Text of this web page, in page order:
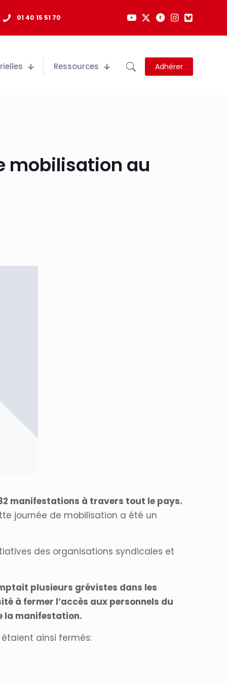
01 40 15 51 70
Ressources Adhérer
mobilisation au
manifestations à travers tout le pays.
journée de mobilisation a été un
des organisations syndicales et
plusieurs grévistes dans les
à fermer l’accès aux personnels du
la manifestation.
ainsi fermés: